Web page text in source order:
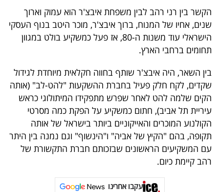
מייל
אדום
פרסמו
באייס
עקבו
אחרינו:
הקשר בין רני רהב לבין משפחת איבצ'ר הוא עמוק וארוך
שנים, אחיו של המנוח, ברוך איבצ'ר, מוכר היטב בנוף העסקי
הישראלי עוד משנות ה-80, אז פעל כמשקיע בולט במגוון
תחומים ברחבי הארץ.
בין השאר, היה איבצ'ר שותף בחווה חקלאית מיוחדת לגידול
שקדים, לקח חלק פעיל בחברת ההשקעות "להט-לב" (אותה
הקים שלמה להט לאחר שפרש מתפקידו המיתולוגי כראש
עיריית תל אביב), חתום כמשקיע על הפקת כמה מסרטי
הקולנוע המוכרים והאייקוניים ביותר בישראל של אותה
תקופה, בהם "הקיץ של אביה" ו"הינשוף" וגם נמנה בין היתר
עם המשקיעים הראשונים שבזכותם חברת התקשורת של
רהב קיימת כיום.
עקבו אחרינו